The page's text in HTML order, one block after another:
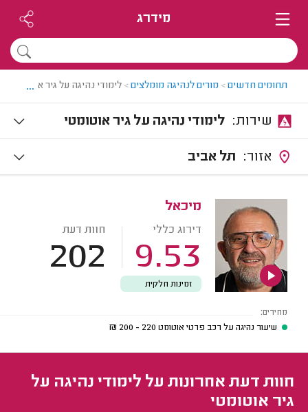
מידרג
תחומים חדשים> מורים לנהיגה מומלצים> לימודי נהיגה על גיר אוטומטי
...
לימודי נהיגה על גיר אוטומטי
תל אביב
מיכאל
דירוג כללי
9.53
חוות דעת
202
זמינות חלקית
מחירים:
שיעור נהיגה על רכב פרטי אוטומט 220 - 200
₪
חוות דעת אחרונות על לימודי נהיגה על
גיר אוטומטי